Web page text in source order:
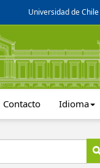
Universidad de Chile
Contacto Idioma